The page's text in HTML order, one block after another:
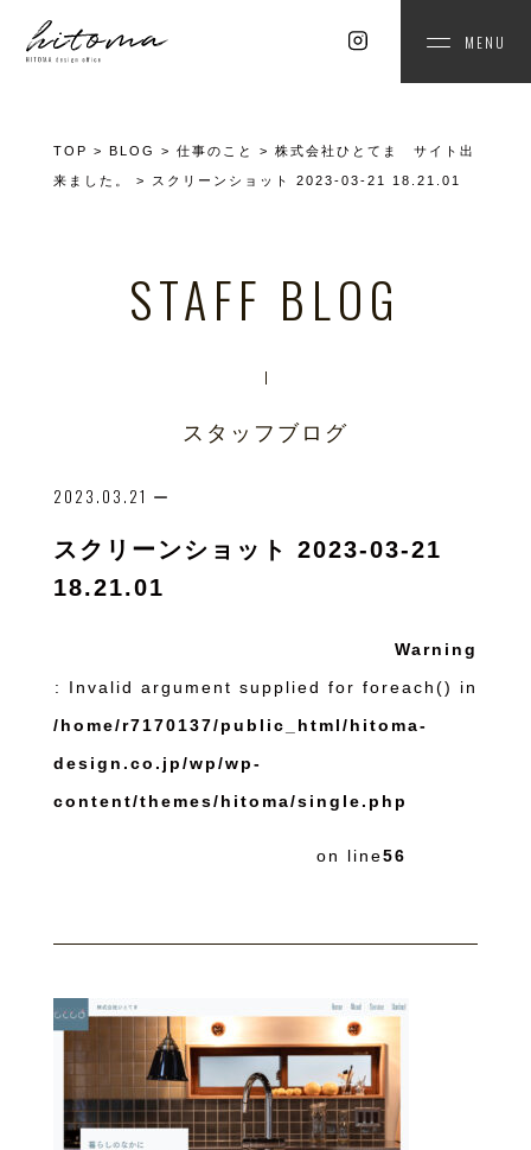
MENU
TOP > BLOG > 仕事のこと > 株式会社ひとてま サイト出
来ました。 > スクリーンショット 2023-03-21 18.21.01
STAFF BLOG
スタッフブログ
2023.03.21 ー
スクリーンショット 2023-03-21
18.21.01
Warning
: Invalid argument supplied for foreach() in
/home/r7170137/public_html/hitoma-
design.co.jp/wp/wp-
content/themes/hitoma/single.php
on line56